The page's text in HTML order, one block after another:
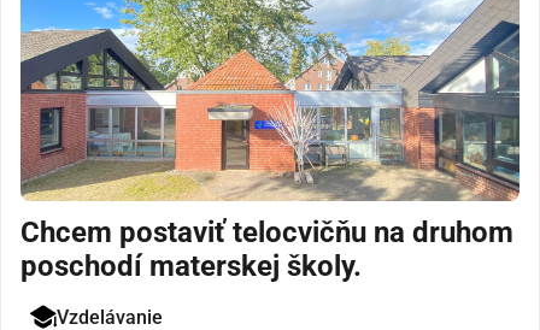
Chcem postaviť telocvičňu na druhom
poschodí materskej školy.
Vzdelávanie